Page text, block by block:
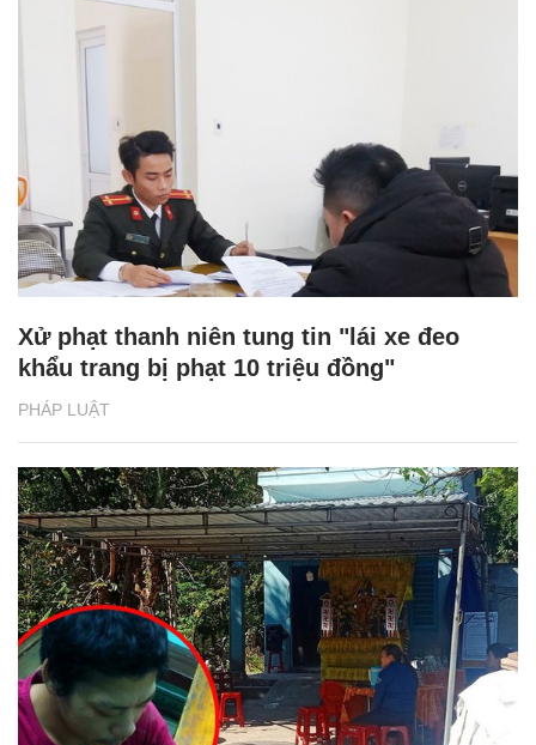
PHÁP LUẬT
Xử phạt thanh niên tung tin "lái xe đeo
khẩu trang bị phạt 10 triệu đồng"